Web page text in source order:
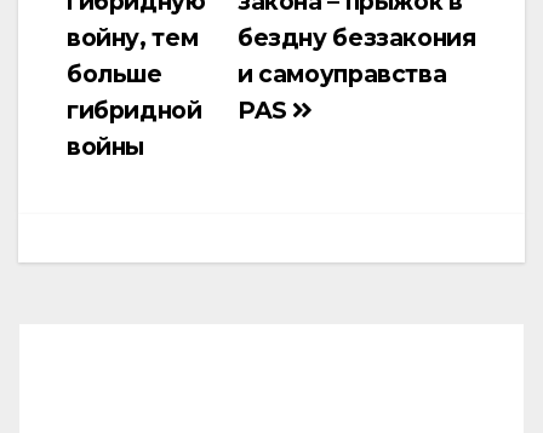
бездну беззакония
и самоуправства
PAS
войну, тем
больше
гибридной
войны